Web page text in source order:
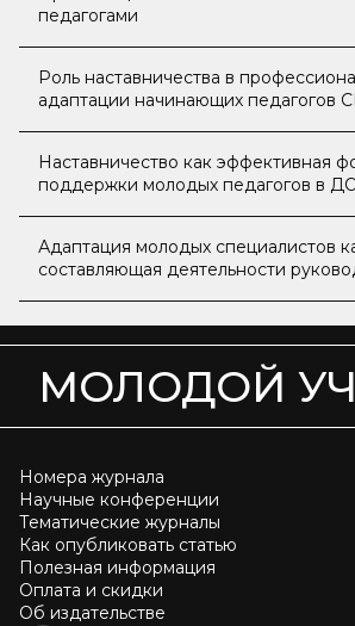
педагогами
Роль наставничества в
адаптации начинающих педагогов
Наставничество как эффективная
поддержки молодых педагогов в
Адаптация молодых специалистов
составляющая деятельности
МОЛОДОЙ
Номера журнала
Научные конференции
Тематические журналы
Как опубликовать статью
Полезная информация
Оплата и скидки
Об издательстве